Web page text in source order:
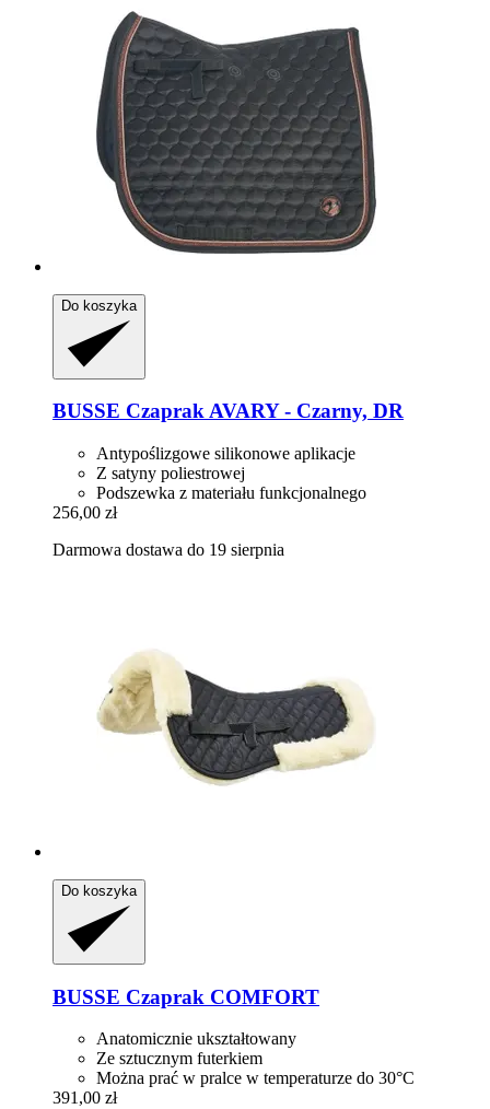
Do koszyka
BUSSE Czaprak AVARY -​ Czarny, DR
Antypoślizgowe silikonowe aplikacje
Z satyny poliestrowej
Podszewka z materiału funkcjonalnego
256,00 zł
Darmowa dostawa do 19 sierpnia
Do koszyka
BUSSE Czaprak COMFORT
Anatomicznie ukształtowany
Ze sztucznym futerkiem
Można prać w pralce w temperaturze do 30°C
391,00 zł